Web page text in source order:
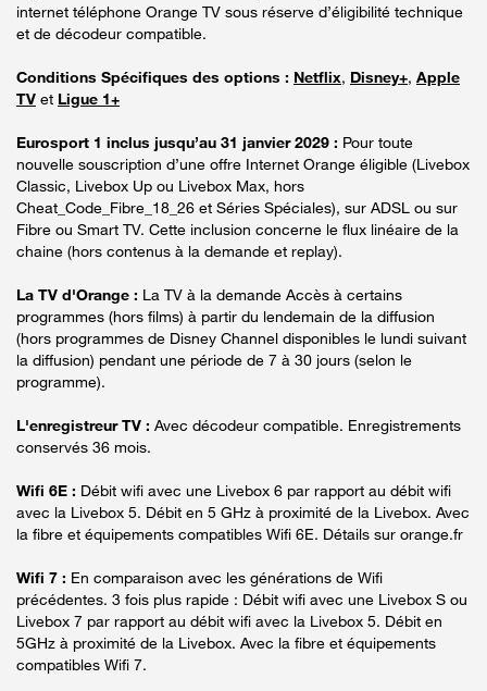
internet téléphone Orange TV sous réserve d’éligibilité technique
et de décodeur compatible.
Conditions Spécifiques des options : Netflix, Disney+, Apple
TV et Ligue 1+
Eurosport 1 inclus jusqu’au 31 janvier 2029 : Pour toute
nouvelle souscription d’une offre Internet Orange éligible (Livebox
Classic, Livebox Up ou Livebox Max, hors
Cheat_Code_Fibre_18_26 et Séries Spéciales), sur ADSL ou sur
Fibre ou Smart TV. Cette inclusion concerne le flux linéaire de la
chaine (hors contenus à la demande et replay).
La TV d'Orange : La TV à la demande Accès à certains
programmes (hors films) à partir du lendemain de la diffusion
(hors programmes de Disney Channel disponibles le lundi suivant
la diffusion) pendant une période de 7 à 30 jours (selon le
programme).
L'enregistreur TV : Avec décodeur compatible. Enregistrements
conservés 36 mois.
Wifi 6E : Débit wifi avec une Livebox 6 par rapport au débit wifi
avec la Livebox 5. Débit en 5 GHz à proximité de la Livebox. Avec
la fibre et équipements compatibles Wifi 6E. Détails sur orange.fr
Wifi 7 : En comparaison avec les générations de Wifi
précédentes. 3 fois plus rapide : Débit wifi avec une Livebox S ou
Livebox 7 par rapport au débit wifi avec la Livebox 5. Débit en
5GHz à proximité de la Livebox. Avec la fibre et équipements
compatibles Wifi 7.